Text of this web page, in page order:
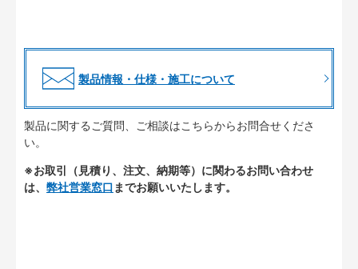
製品情報・仕様・施工について
製品に関するご質問、ご相談はこちらからお問合せくださ
い。
※お取引（見積り、注文、納期等）に関わるお問い合わせ
は、 弊社営業窓口 までお願いいたします。